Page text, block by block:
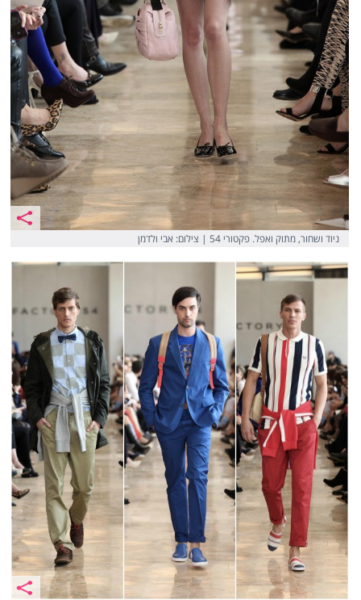
ניוד ושחור, מתוק ואפל. פקטורי 54 | צילום: אבי ולדמן